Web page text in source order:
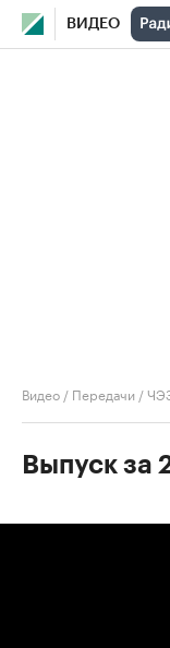
ВИДЕО
Видео / Передачи /
Выпуск за